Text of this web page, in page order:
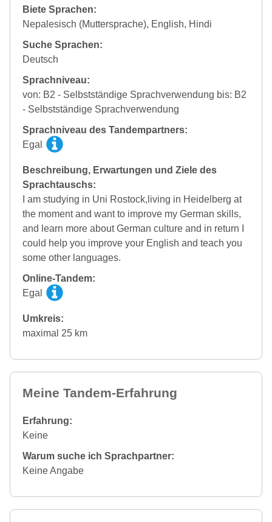
Biete Sprachen:
Nepalesisch (Muttersprache), English, Hindi
Suche Sprachen:
Deutsch
Sprachniveau:
von: B2 - Selbstständige Sprachverwendung bis: B2
- Selbstständige Sprachverwendung
Sprachniveau des Tandempartners:
Egal
Beschreibung, Erwartungen und Ziele des
Sprachtauschs:
I am studying in Uni Rostock,living in Heidelberg at
the moment and want to improve my German skills,
and learn more about German culture and in return I
could help you improve your English and teach you
some other languages.
Online-Tandem:
Egal
Umkreis:
maximal 25 km
Meine Tandem-Erfahrung
Erfahrung:
Keine
Warum suche ich Sprachpartner:
Keine Angabe